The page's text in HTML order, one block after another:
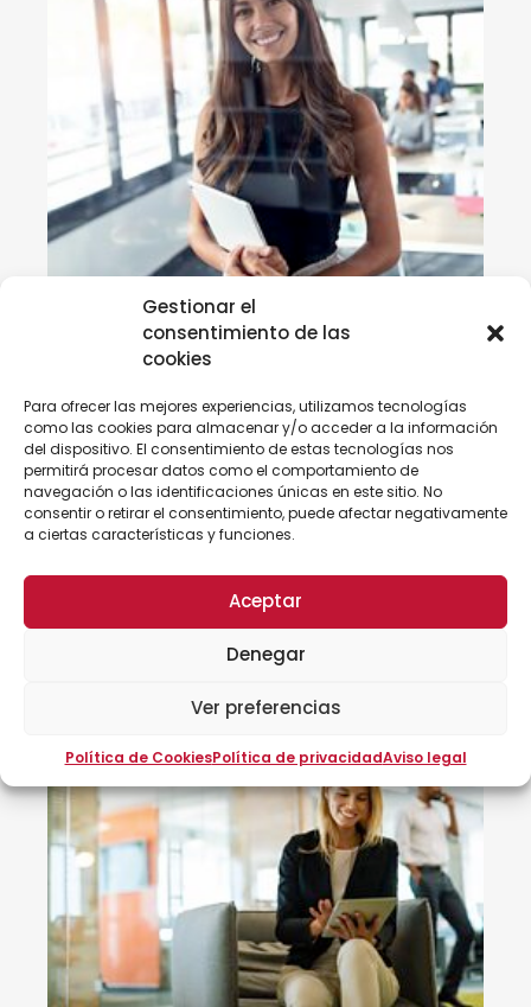
Gestionar el
consentimiento de las
cookies
Para ofrecer las mejores experiencias, utilizamos tecnologías
como las cookies para almacenar y/o acceder a la información
del dispositivo. El consentimiento de estas tecnologías nos
permitirá procesar datos como el comportamiento de
navegación o las identificaciones únicas en este sitio. No
consentir o retirar el consentimiento, puede afectar negativamente
a ciertas características y funciones.
Aceptar
Denegar
Ver preferencias
Política de CookiesPolítica de privacidadAviso legal
Planes de Consolidación
Plan de Consolidación Empresarial
Horas:52,5
Modalidad:presencial
12/09/2023 - 27/10/2023
Consultar